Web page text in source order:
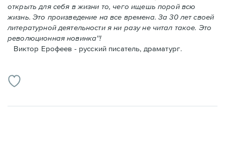
открыть для себя в жизни то, чего ищешь порой всю
жизнь. Это произведение на все времена. За 30 лет своей
литературной деятельности я ни разу не читал такое. Это
революционная новинка''!
Виктор Ерофеев - русский писатель, драматург.